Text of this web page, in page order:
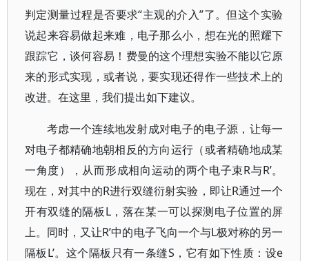
判定测量过程是否要求“主观的介入”了。但这个实验
说起来容易做起来难，电子那么小，想在光的照耀下
跟踪它，谈何容易！费曼的这个理想实验不能以它原
来的形式实现，或者说，要实现还得作一些技术上的
改进。在这里，我们提出如下建议。
考虑一个连续地发射成对电子的电子源，让每一
对电子都精确地朝相反的方向运行（或者精确地成某
一角度），从而形成相向运动的两个电子束R与R’。
现在，对其中的R进行双缝衍射实验，即让R通过一个
开有双缝的隔板L，落在某一可以探测电子位置的屏
上。同时，又让R’中的电子飞向一个与L极对称的另一
隔板L’。这个隔板只有一条缝S，它有如下性质：设e